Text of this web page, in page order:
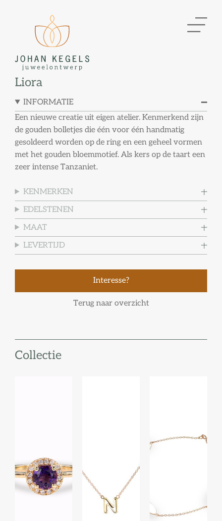
Liora
INFORMATIE
Een nieuwe creatie uit eigen atelier. Kenmerkend zijn
de gouden bolletjes die één voor één handmatig
gesoldeerd worden op de ring en een geheel vormen
met het gouden bloemmotief. Als kers op de taart een
zeer intense Tanzaniet.
KENMERKEN
EDELSTENEN
MAAT
LEVERTIJD
Interesse?
Terug naar overzicht
Collectie